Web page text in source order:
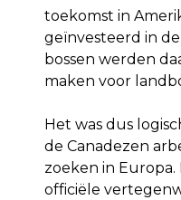
toekomst in
geïnvesteerd in
bossen werden
maken voor
Het was dus
de Canadezen
zoeken in Europa.
officiële